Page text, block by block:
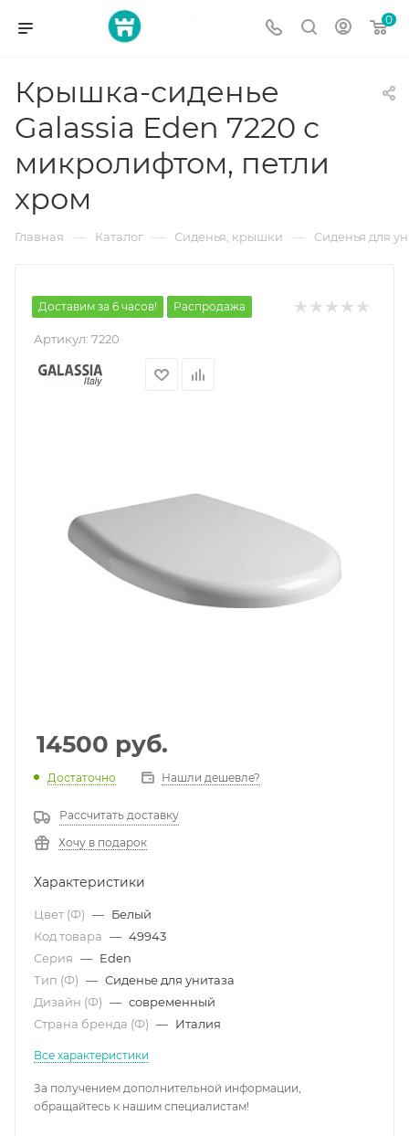
0
Крышка-сиденье
Galassia Eden 7220 с
микролифтом, петли
хром
Главная — Каталог — Сиденья, крышки — Сиденья для
Доставим за 6 часов! Распродажа
Артикул: 7220
14500 руб.
Достаточно Нашли дешевле?
Рассчитать доставку
Хочу в подарок
Характеристики
Цвет (Ф) — Белый
Код товара — 49943
Серия — Eden
Тип (Ф) — Сиденье для унитаза
Дизайн (Ф) — современный
Страна бренда (Ф) — Италия
Все характеристики
За получением дополнительной информации,
обращайтесь к нашим специалистам!